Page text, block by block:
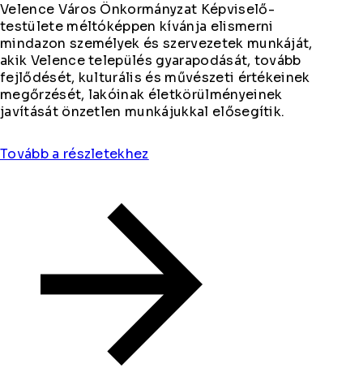
Velence Város Önkormányzat Képviselő-
testülete méltóképpen kívánja elismerni
mindazon személyek és szervezetek munkáját,
akik Velence település gyarapodását, tovább
fejlődését, kulturális és művészeti értékeinek
megőrzését, lakóinak életkörülményeinek
javítását önzetlen munkájukkal elősegítik.
Tovább a részletekhez